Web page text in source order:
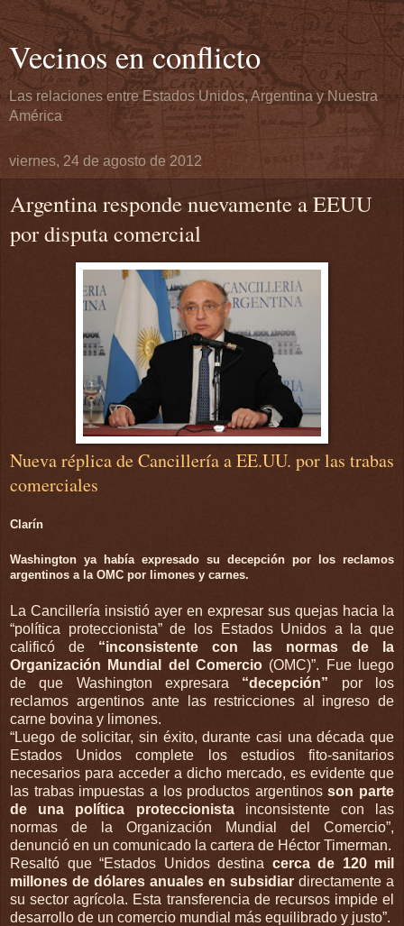
Vecinos en conflicto
Las relaciones entre Estados Unidos, Argentina y Nuestra
América
viernes, 24 de agosto de 2012
Argentina responde nuevamente a EEUU
por disputa comercial
Nueva réplica de Cancillería a EE.UU. por las trabas
comerciales
Clarín
Washington ya había expresado su decepción por los reclamos
argentinos a la OMC por limones y carnes.
La Cancillería insistió ayer en expresar sus quejas hacia la
“política proteccionista” de los Estados Unidos a la que
calificó de “inconsistente con las normas de la
Organización Mundial del Comercio (OMC)”. Fue luego
de que Washington expresara “decepción” por los
reclamos argentinos ante las restricciones al ingreso de
carne bovina y limones.
“Luego de solicitar, sin éxito, durante casi una década que
Estados Unidos complete los estudios fito-sanitarios
necesarios para acceder a dicho mercado, es evidente que
las trabas impuestas a los productos argentinosson parte
de una política proteccionistainconsistente con las
normas de la Organización Mundial del Comercio”,
denunció en un comunicado la cartera de Héctor Timerman.
Resaltó que “Estados Unidos destina cerca de 120 mil
millones de dólares anuales en subsidiar directamente a
su sector agrícola. Esta transferencia de recursos impide el
desarrollo de un comercio mundial más equilibrado y justo”.